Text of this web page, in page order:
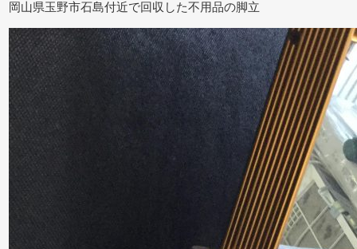
岡山県玉野市石島付近で回収した不用品の脚立